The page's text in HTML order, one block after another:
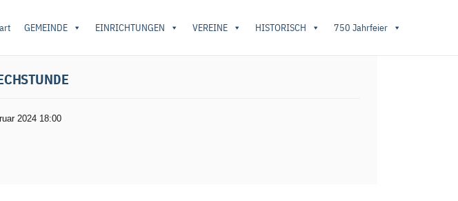
GEMEINDE EINRICHTUNGEN VEREINE HISTORISCH 750 Jahrfeier
2024 18:00